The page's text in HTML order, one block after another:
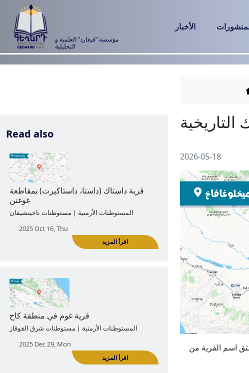
مؤسسة ”قيغارد“ العلمية و
التحليلية
الأخبار
Read also
قرية داستاك (داستا، داستاكيرت) بمقاطعة
2025 Oct 16, Thu
2026-05-18
يُشتق اسم القرية من